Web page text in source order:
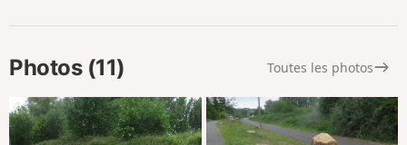
Photos (11) Toutes les photos